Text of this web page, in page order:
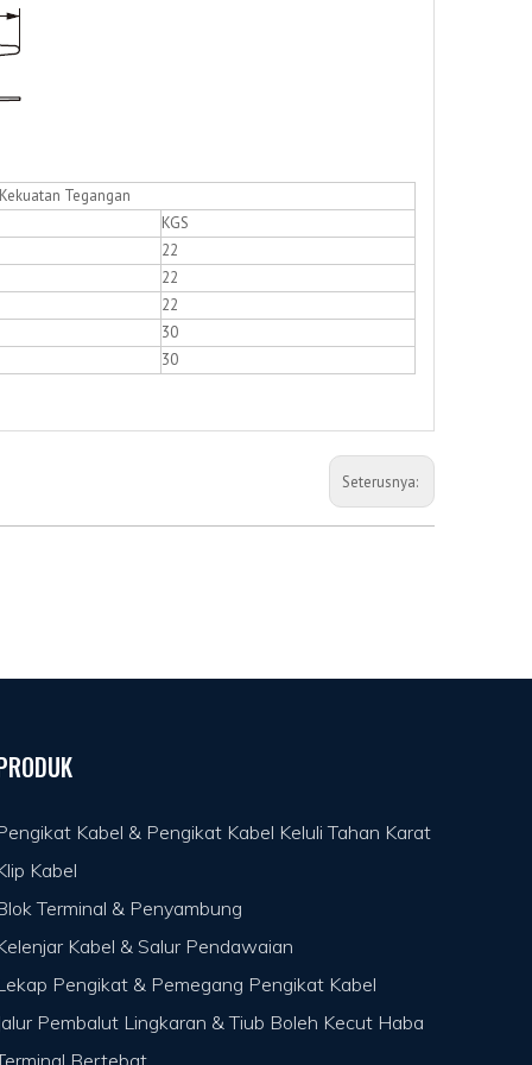
Tegangan
KGS
22
22
22
30
30
Seterusnya:
Kabel & Pengikat Kabel Keluli Tahan Karat
Kabel
Terminal & Penyambung
Kabel & Salur Pendawaian
Pengikat & Pemegang Pengikat Kabel
Jalur Pembalut Lingkaran & Tiub Boleh Kecut Haba